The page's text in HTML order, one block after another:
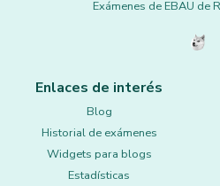
Exámenes de EBAU de
Enlaces de interés
Blog
Historial de exámenes
Widgets para blogs
Estadísticas